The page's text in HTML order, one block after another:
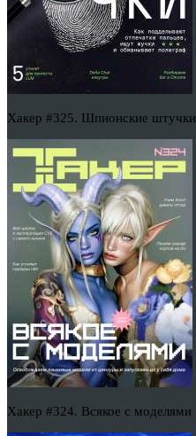
Хакер #325. Шпионские штучки
Хакер #324. Всякое с моделями